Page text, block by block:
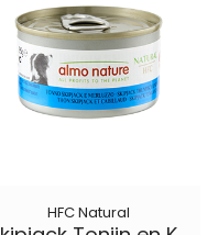
HFC Natural